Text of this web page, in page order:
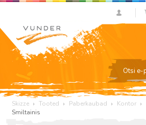
Skizze Tooted Paberkaubad Kontor
Smiltainis